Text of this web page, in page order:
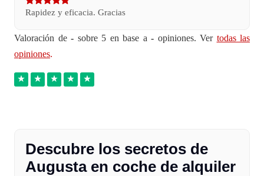
Rapidez y eficacia. Gracias
Valoración de - sobre 5 en base a - opiniones. Ver todas las
opiniones.
Descubre los secretos de
Augusta en coche de alquiler